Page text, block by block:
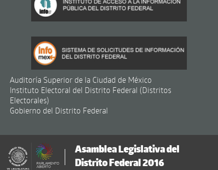
Auditoría Superior de la Ciudad de México
Instituto Electoral del Distrito Federal (Distritos
Electorales)
Gobierno del Distrito Federal
Asamblea Legislativa del
Distrito Federal 2016